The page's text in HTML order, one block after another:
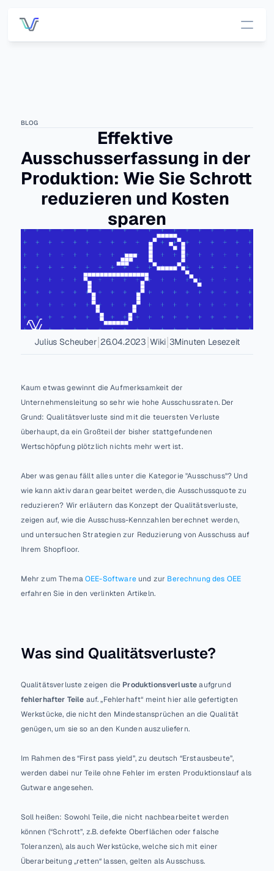
Kunden
DATEN-INFRASTRUKTUR
Übersich
t
ein Ort.
Konnekti
vität
Mit allem
verbinden
Industria
l Data
Industria
l Data
Warehou
se
Sichere
Integrati
onen
Daten frei
OUT-OF-THE-BOX APP
App-
Übersicht
OEE
Managemen
t
Prozessdate
nanalyse
Digitale
Werkerführu
ng
Dashboardin
g &
Reporting
Automatisc
Stillstandse
rfassung
Blog
Wissen aus
Experten
Studies
So nutzen
Kunden
ENLYZE
Dokumentat
Über uns
Jobs
LOG IN
Select Language
BLOG
Effektive
Ausschusserfassung in der
Produktion: Wie Sie Schrott
reduzieren und Kosten
sparen
Julius Scheuber|26.04.2023|Wiki|3Minuten Lesezeit
Kaum etwas gewinnt die Aufmerksamkeit der
Unternehmensleitung so sehr wie hohe Ausschussraten. Der
Grund: Qualitätsverluste sind mit die teuersten Verluste
überhaupt, da ein Großteil der bisher stattgefundenen
Wertschöpfung plötzlich nichts mehr wert ist.
Aber was genau fällt alles unter die Kategorie "Ausschuss"? Und
wie kann aktiv daran gearbeitet werden, die Ausschussquote zu
reduzieren? Wir erläutern das Konzept der Qualitätsverluste,
zeigen auf, wie die Ausschuss-Kennzahlen berechnet werden,
und untersuchen Strategien zur Reduzierung von Ausschuss auf
Ihrem Shopfloor.
Mehr zum Thema OEE-Software und zur Berechnung des OEE
erfahren Sie in den verlinkten Artikeln.
Was sind Qualitätsverluste?
Qualitätsverluste zeigen die Produktionsverluste
aufgrund
fehlerhafter Teile auf. „Fehlerhaft“ meint hier alle gefertigten
Werkstücke, die nicht den Mindestansprüchen an die Qualität
genügen, um sie so an den Kunden auszuliefern.
Im Rahmen des “First pass yield”, zu deutsch “Erstausbeute”,
werden dabei nur Teile ohne Fehler im ersten Produktionslauf als
Gutware angesehen.
Soll heißen: Sowohl Teile, die nicht nachbearbeitet werden
können (“Schrott”, z.B. defekte Oberflächen oder falsche
Toleranzen), als auch Werkstücke, welche sich mit einer
Überarbeitung „retten“ lassen, gelten als Ausschuss.